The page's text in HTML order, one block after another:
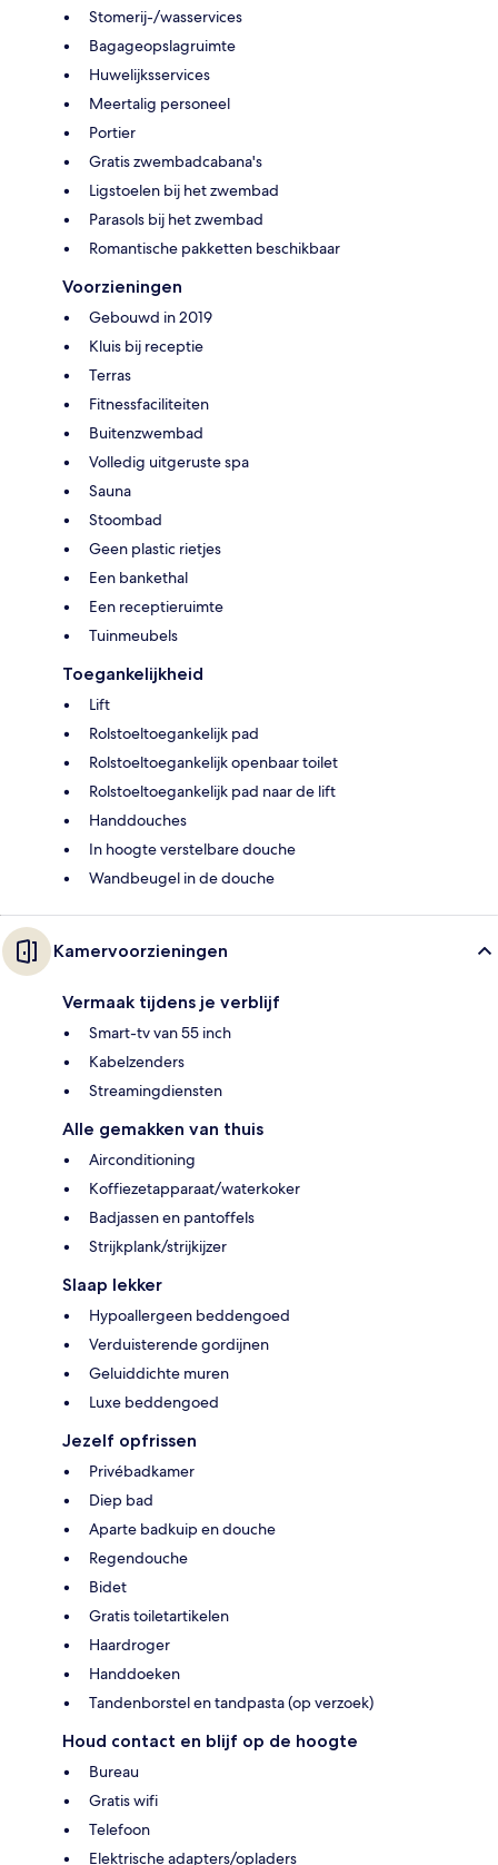
Stomerij-/wasservices
Bagageopslagruimte
Huwelijksservices
Meertalig personeel
Portier
Gratis zwembadcabana's
Ligstoelen bij het zwembad
Parasols bij het zwembad
Romantische pakketten beschikbaar
Voorzieningen
Gebouwd in 2019
Kluis bij receptie
Terras
Fitnessfaciliteiten
Buitenzwembad
Volledig uitgeruste spa
Sauna
Stoombad
Geen plastic rietjes
Een bankethal
Een receptieruimte
Tuinmeubels
Toegankelijkheid
Lift
Rolstoeltoegankelijk pad
Rolstoeltoegankelijk openbaar toilet
Rolstoeltoegankelijk pad naar de lift
Handdouches
In hoogte verstelbare douche
Wandbeugel in de douche
Kamervoorzieningen
Vermaak tijdens je verblijf
Smart-tv van 55 inch
Kabelzenders
Streamingdiensten
Alle gemakken van thuis
Airconditioning
Koffiezetapparaat/waterkoker
Badjassen en pantoffels
Strijkplank/strijkijzer
Slaap lekker
Hypoallergeen beddengoed
Verduisterende gordijnen
Geluiddichte muren
Luxe beddengoed
Jezelf opfrissen
Privébadkamer
Diep bad
Aparte badkuip en douche
Regendouche
Bidet
Gratis toiletartikelen
Haardroger
Handdoeken
Tandenborstel en tandpasta (op verzoek)
Houd contact en blijf op de hoogte
Bureau
Gratis wifi
Telefoon
Elektrische adapters/opladers